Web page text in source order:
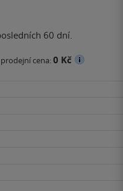
60 dní.
cena:0 Kč